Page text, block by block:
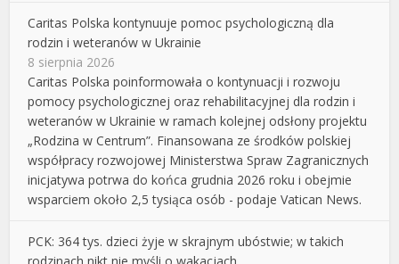
Caritas Polska kontynuuje pomoc psychologiczną dla
rodzin i weteranów w Ukrainie
8 sierpnia 2026
Caritas Polska poinformowała o kontynuacji i rozwoju
pomocy psychologicznej oraz rehabilitacyjnej dla rodzin i
weteranów w Ukrainie w ramach kolejnej odsłony projektu
„Rodzina w Centrum”. Finansowana ze środków polskiej
współpracy rozwojowej Ministerstwa Spraw Zagranicznych
inicjatywa potrwa do końca grudnia 2026 roku i obejmie
wsparciem około 2,5 tysiąca osób - podaje Vatican News.
PCK: 364 tys. dzieci żyje w skrajnym ubóstwie; w takich